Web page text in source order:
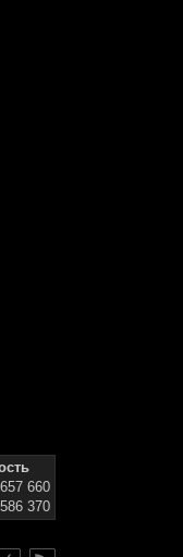
657 660
370